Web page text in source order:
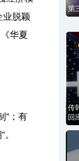
业脱颖
华夏
”；有
第
传
回